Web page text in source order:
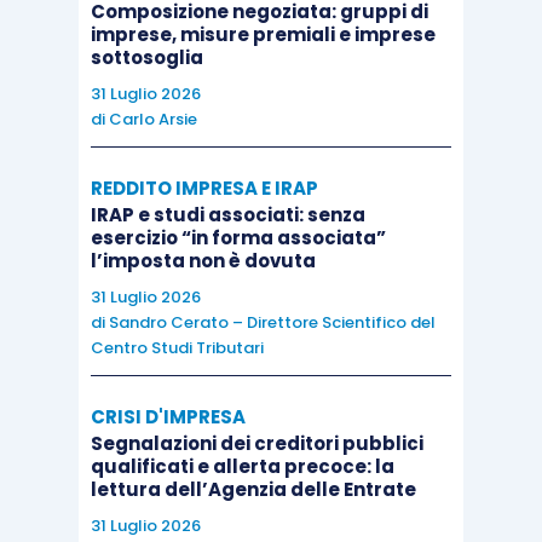
redazione di documentazione diversa ed ulteriore
rispetto a quella di cui dispongono gli stessi organi
sociali, né l’amministratore a relazionare, attestare o
certificare alcunché o compiere attività ulteriore
l’accesso ai documenti”.
Anche le“… valutazioni e giustificazioni sulle
ragioni che hanno indotto la società a porre in
essere determinati fatti di gestione
[9]
rientrerebbero tra le informazioni che il socio può
legittimamente chiedere. Sul punto, parte della
dottrina[10]ha rappresentato le propria
perplessità, in quanto una siffatta preclusione
porterebbe, inevitabilmente, a una incompleta
Composizione negoziata: gruppi di
imprese, misure premiali e imprese
sottosoglia
31 Luglio 2026
di Carlo Arsie
REDDITO IMPRESA E IRAP
IRAP e studi associati: senza
esercizio “in forma associata”
l’imposta non è dovuta
31 Luglio 2026
di Sandro Cerato – Direttore Scientifico del
Centro Studi Tributari
CRISI D'IMPRESA
Segnalazioni dei creditori pubblici
qualificati e allerta precoce: la
lettura dell’Agenzia delle Entrate
31 Luglio 2026